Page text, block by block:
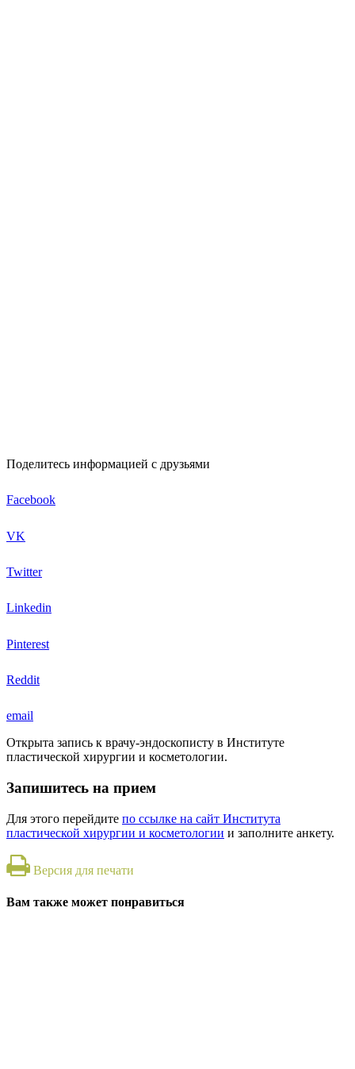
Поделитесь информацией с друзьями
Facebook
VK
Twitter
Linkedin
Pinterest
Reddit
email
Открыта запись к врачу-эндоскописту в Институте
пластической хирургии и косметологии.
Запишитесь на прием
Для этого перейдите по ссылке на сайт Института
пластической хирургии и косметологии и заполните анкету.
Версия для печати
Вам также может понравиться